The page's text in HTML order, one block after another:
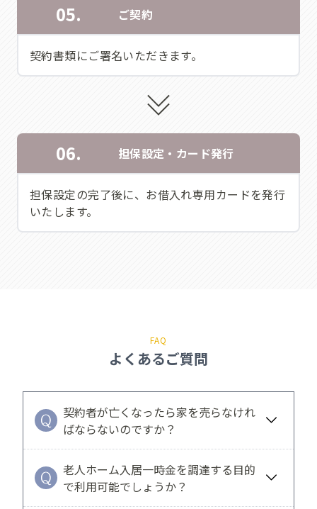
05. ご契約
契約書類にご署名いただきます。
06. 担保設定・カード発行
担保設定の完了後に、お借入れ専用カードを発行
いたします。
FAQ
よくあるご質問
契約者が亡くなったら家を売らなけれ
ばならないのですか？
老人ホーム入居一時金を調達する目的
で利用可能でしょうか？